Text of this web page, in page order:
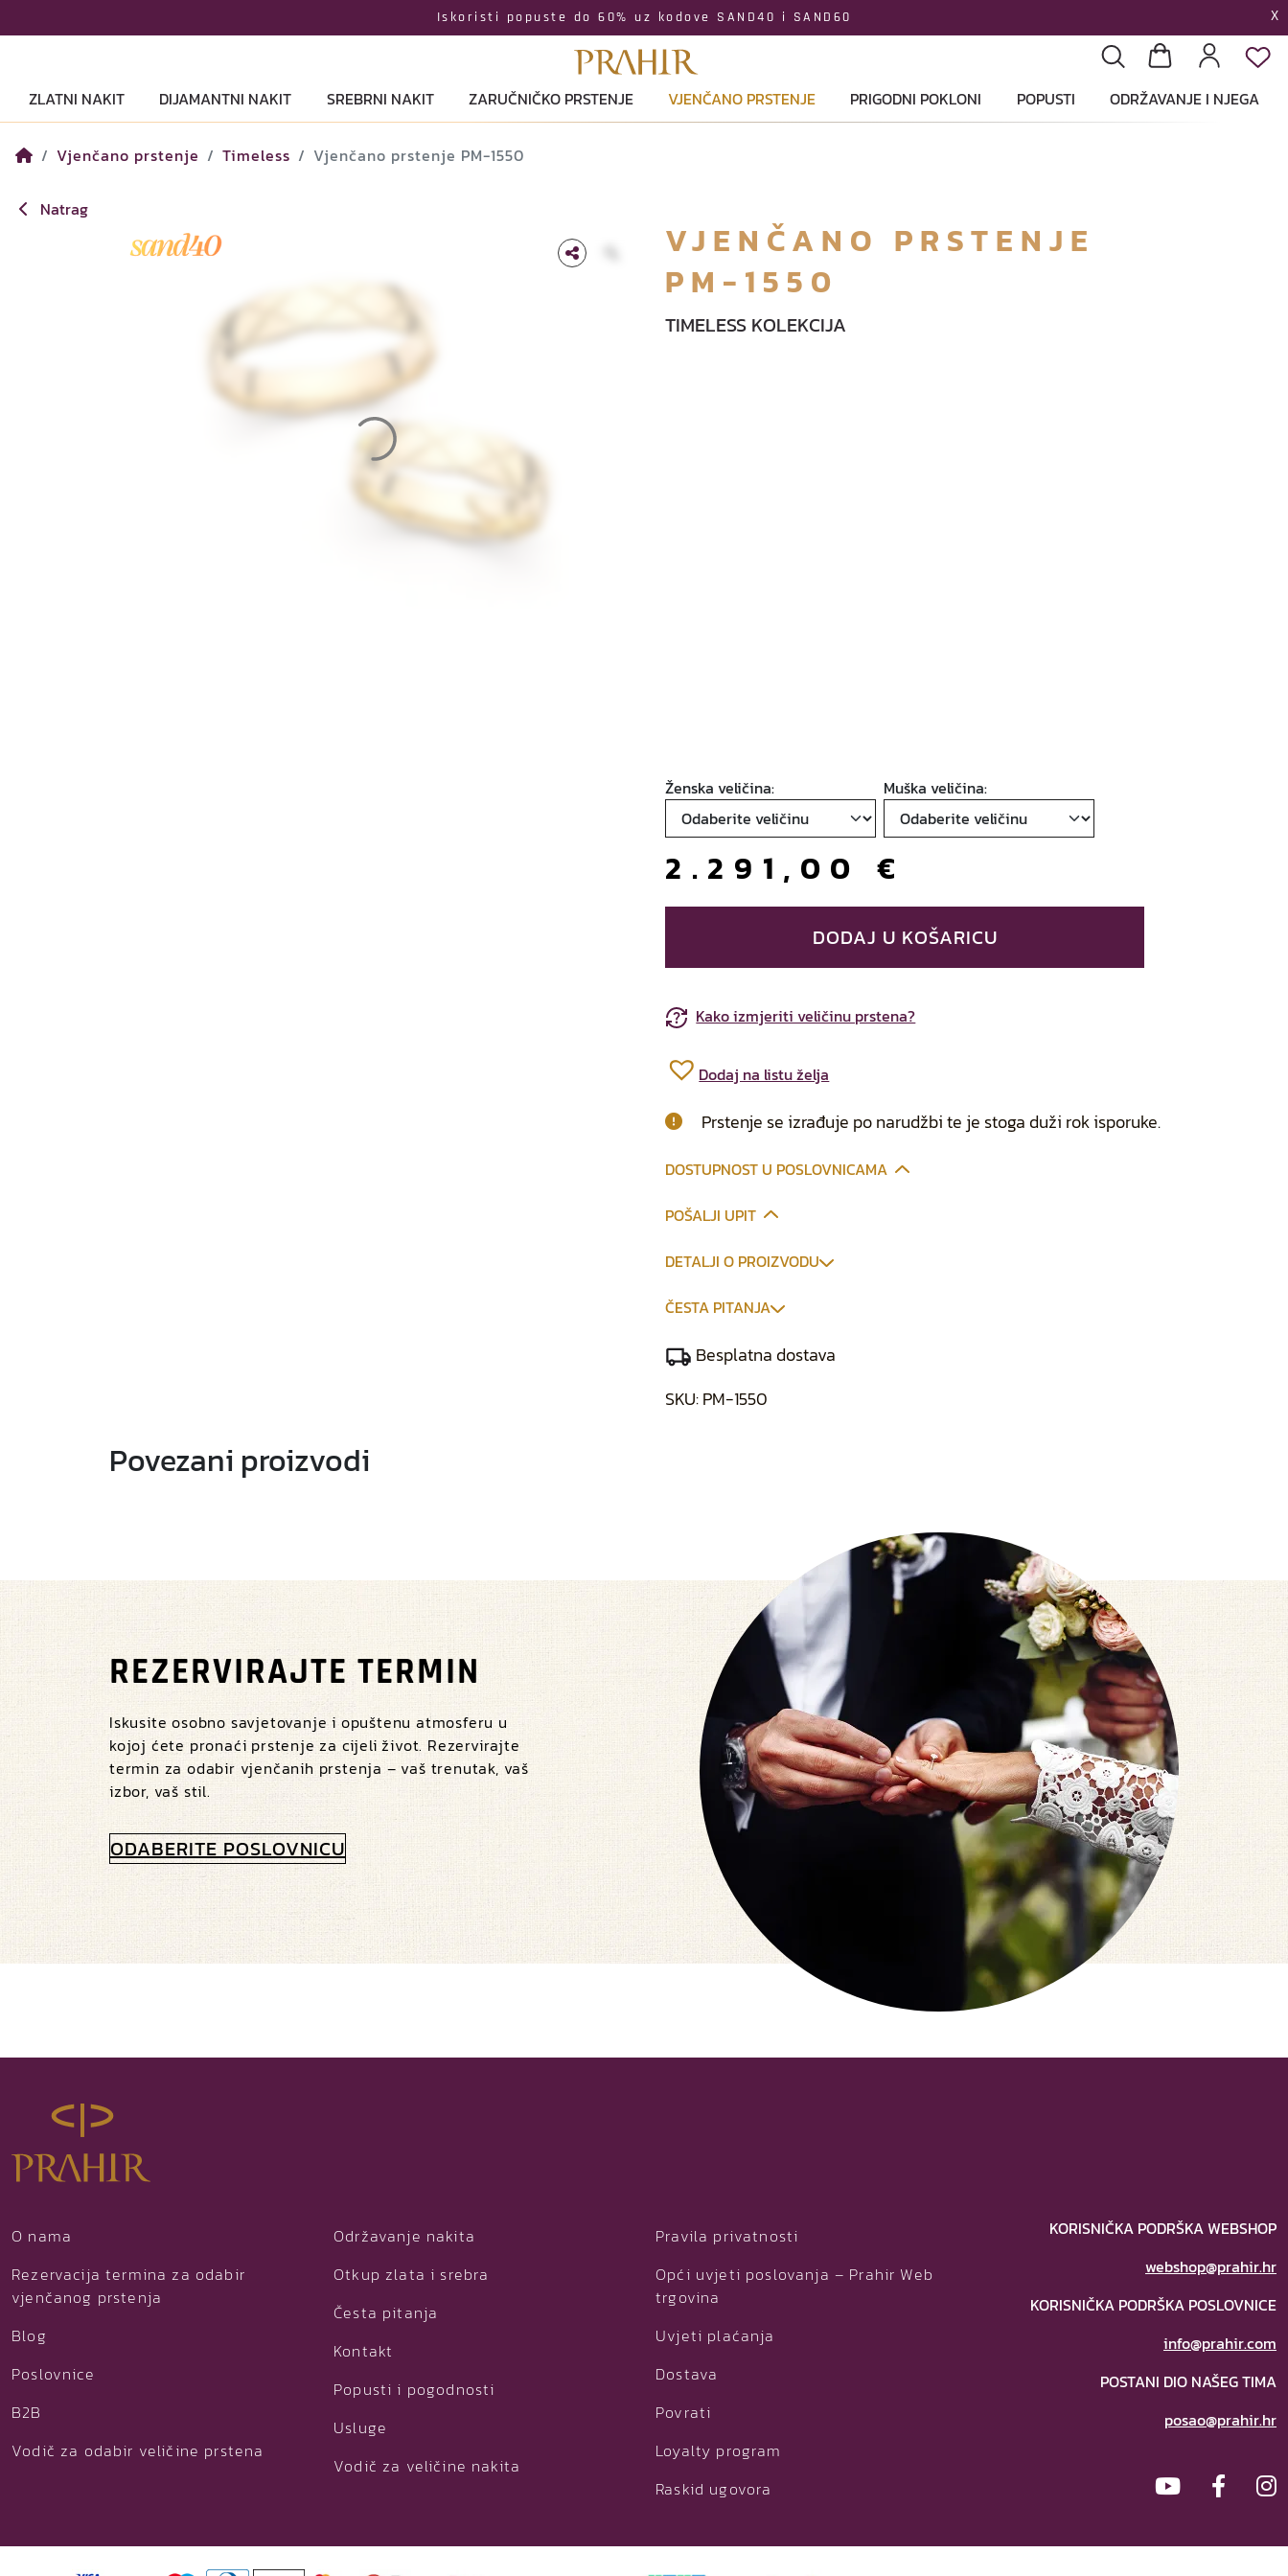
Iskoristi popuste do 60% uz kodove SAND40 i SAND60 X
ZLATNI NAKIT
DIJAMANTNI NAKIT SREBRNI NAKIT ZARUČNIČKO PRSTENJE VJENČANO PRSTENJE PRIGODNI POKLONI POPUSTI ODRŽAVANJE I NJEGA
Vjenčano prstenje Timeless Vjenčano prstenje PM-1550
Natrag
VJENČANO PRSTENJE
PM-1550
TIMELESS KOLEKCIJA
Ženska veličina: Muška veličina:
2.291,00€
DODAJ U KOŠARICU
Kako izmjeriti veličinu prstena?
Dodaj na listu želja
Prstenje se izrađuje po narudžbi te je stoga duži rok isporuke.
DOSTUPNOST U POSLOVNICAMA
POŠALJI UPIT
DETALJI O PROIZVODU
ČESTA PITANJA
Besplatna dostava
SKU:PM-1550
Povezani proizvodi
REZERVIRAJTE TERMIN
Iskusite osobno savjetovanje i opuštenu atmosferu u
kojoj ćete pronaći prstenje za cijeli život. Rezervirajte
termin za odabir vjenčanih prstenja – vaš trenutak, vaš
izbor, vaš stil.
ODABERITE POSLOVNICU
O nama
Rezervacija termina za odabir
vjenčanog prstenja
Blog
Poslovnice
B2B
Vodič za odabir veličine prstena
Održavanje nakita
Otkup zlata i srebra
Česta pitanja
Kontakt
Popusti i pogodnosti
Usluge
Vodič za veličine nakita
Pravila privatnosti
Opći uvjeti poslovanja – Prahir Web
trgovina
Uvjeti plaćanja
Dostava
Povrati
Loyalty program
Raskid ugovora
KORISNIČKA PODRŠKA WEBSHOP
webshop@prahir.hr
KORISNIČKA PODRŠKA POSLOVNICE
info@prahir.com
POSTANI DIO NAŠEG TIMA
posao@prahir.hr